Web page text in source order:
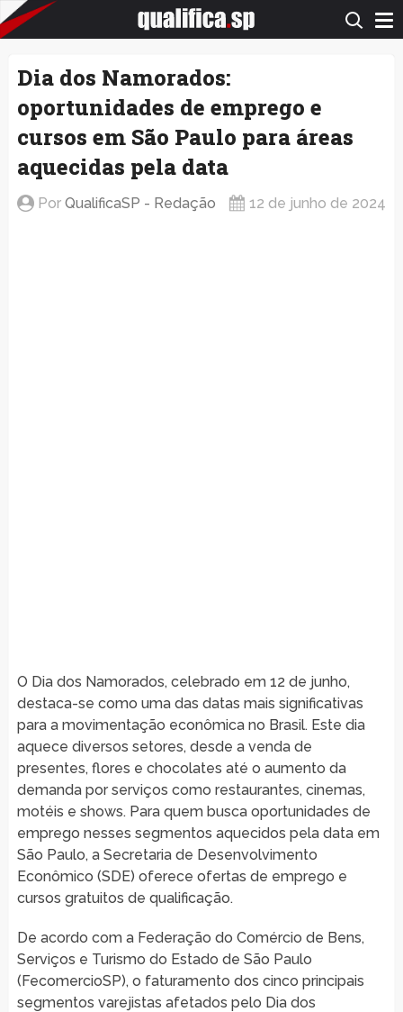
QualificaSP.com
Dia dos Namorados:
oportunidades de emprego e
cursos em São Paulo para áreas
aquecidas pela data
Por QualificaSP - Redação 12 de junho de 2024
O Dia dos Namorados, celebrado em 12 de junho,
destaca-se como uma das datas mais significativas
para a movimentação econômica no Brasil. Este dia
aquece diversos setores, desde a venda de
presentes, flores e chocolates até o aumento da
demanda por serviços como restaurantes, cinemas,
motéis e shows. Para quem busca oportunidades de
emprego nesses segmentos aquecidos pela data em
São Paulo, a Secretaria de Desenvolvimento
Econômico (SDE) oferece ofertas de emprego e
cursos gratuitos de qualificação.
De acordo com a Federação do Comércio de Bens,
Serviços e Turismo do Estado de São Paulo
(FecomercioSP), o faturamento dos cinco principais
segmentos varejistas afetados pelo Dia dos